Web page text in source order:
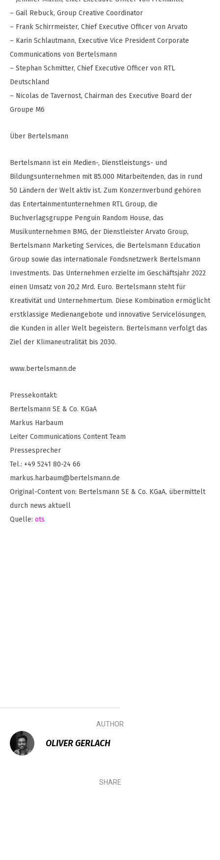
– Gail Rebuck, Group Creative Coordinator
– Frank Schirrmeister, Chief Executive Officer von Arvato
– Karin Schlautmann, Executive Vice President Corporate
Communications von Bertelsmann
– Stephan Schmitter, Chief Executive Officer von RTL
Deutschland
– Nicolas de Tavernost, Chairman des Executive Board der
Groupe M6
Über Bertelsmann
Bertelsmann ist ein Medien-, Dienstleistungs- und
Bildungsunternehmen mit 85.000 Mitarbeitenden, das in rund
50 Ländern der Welt aktiv ist. Zum Konzernverbund gehören
das Entertainmentunternehmen RTL Group, die
Buchverlagsgruppe Penguin Random House, das
Musikunternehmen BMG, der Dienstleister Arvato Group,
Bertelsmann Marketing Services, die Bertelsmann Education
Group sowie das internationale Fondsnetzwerk Bertelsmann
Investments. Das Unternehmen erzielte im Geschäftsjahr 2022
einen Umsatz von 20,2 Mrd. Euro. Bertelsmann steht für
Kreativität und Unternehmertum. Diese Kombination ermöglicht
erstklassige Medienangebote und innovative Servicelösungen,
die Kunden in aller Welt begeistern. Bertelsmann verfolgt das
Ziel der Klimaneutralität bis 2030.
www.bertelsmann.de
Pressekontakt:
Bertelsmann SE & Co. KGaA
Markus Harbaum
Leiter Communications Content Team
Pressesprecher
Tel.: +49 5241 80-24 66
markus.harbaum@bertelsmann.de
Original-Content von: Bertelsmann SE & Co. KGaA, übermittelt
durch news aktuell
Quelle: ots
AUTHOR
OLIVER GERLACH
SHARE